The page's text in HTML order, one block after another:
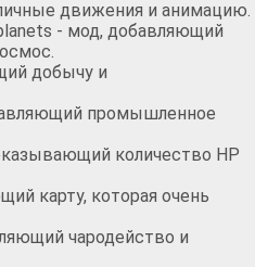
движения и анимацию.
- мод, добавляющий
добычу и
промышленное
количество HP
карту, которая очень
чародейство и